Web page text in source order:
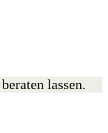
lassen.